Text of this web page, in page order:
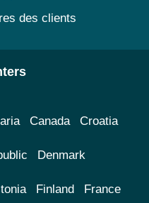
des clients
Canada Croatia
Denmark
Finland France